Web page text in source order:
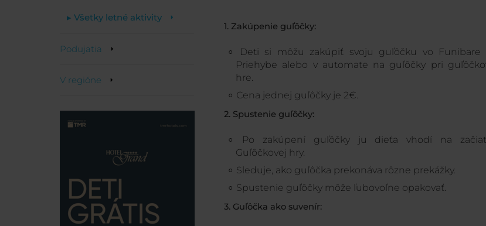
▸ Všetky letné aktivity
Podujatia
V regióne
1. Zakúpenie guľôčky:
Deti si môžu zakúpiť svoju guľôčku vo Funibare
Priehybe alebo v automate na guľôčky pri
hre.
Cena jednej guľôčky je 2€.
2. Spustenie guľôčky:
Po zakúpení guľôčky ju dieťa vhodí na
Guľôčkovej hry.
Sleduje, ako guľôčka prekonáva rôzne prekážky.
Spustenie guľôčky môže ľubovoľne opakovať.
3. Guľôčka ako suvenír: